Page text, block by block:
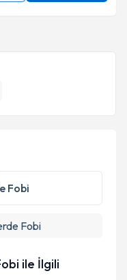
Fobi
Fobi
ile İlgili